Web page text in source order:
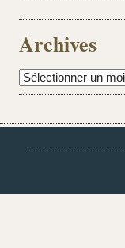
Archives
Archives